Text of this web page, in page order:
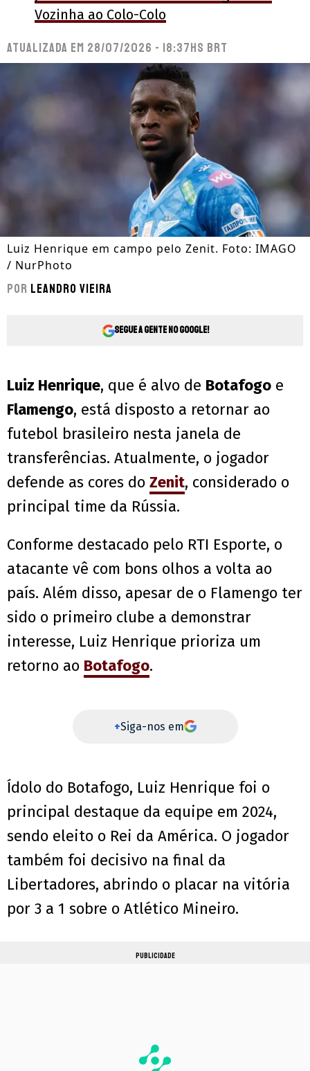
Vozinha ao Colo-Colo
Atualizada em 28/07/2026 - 18:37hs BRT
Luiz Henrique em campo pelo Zenit. Foto: IMAGO
/ NurPhoto
Por Leandro Vieira
Segue a gente no Google!
Luiz Henrique, que é alvo de Botafogo e
Flamengo, está disposto a retornar ao
futebol brasileiro nesta janela de
transferências. Atualmente, o jogador
defende as cores do Zenit, considerado o
principal time da Rússia.
Conforme destacado pelo RTI Esporte, o
atacante vê com bons olhos a volta ao
país. Além disso, apesar de o Flamengo ter
sido o primeiro clube a demonstrar
interesse, Luiz Henrique prioriza um
retorno ao Botafogo.
+Siga-nos em
Ídolo do Botafogo, Luiz Henrique foi o
principal destaque da equipe em 2024,
sendo eleito o Rei da América. O jogador
também foi decisivo na final da
Libertadores, abrindo o placar na vitória
por 3 a 1 sobre o Atlético Mineiro.
PUBLICIDADE